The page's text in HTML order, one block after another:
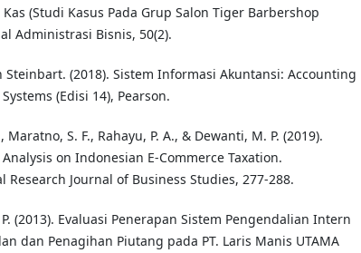
(Studi Kasus Pada Grup Salon Tiger Barbershop
Administrasi Bisnis, 50(2).
Steinbart. (2018). Sistem Informasi Akuntansi: Accounting
(Edisi 14), Pearson.
Maratno, S. F., Rahayu, P. A., & Dewanti, M. P. (2019).
on Indonesian E-Commerce Taxation.
Research Journal of Business Studies, 277-288.
(2013). Evaluasi Penerapan Sistem Pengendalian Intern
dan Penagihan Piutang pada PT. Laris Manis UTAMA